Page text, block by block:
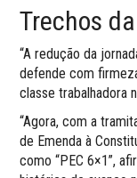
Trechos
“A redução da
defende com
classe trabalhadora
“Agora, com a
de Emenda à
como “PEC 6×1”,